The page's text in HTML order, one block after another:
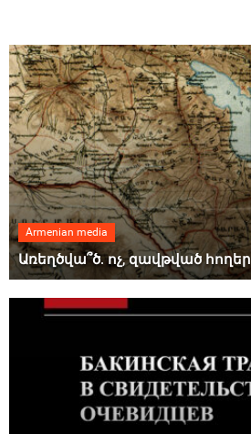
Armenian media
Առեղծվա՞ծ. ոչ, զավթված հողեր